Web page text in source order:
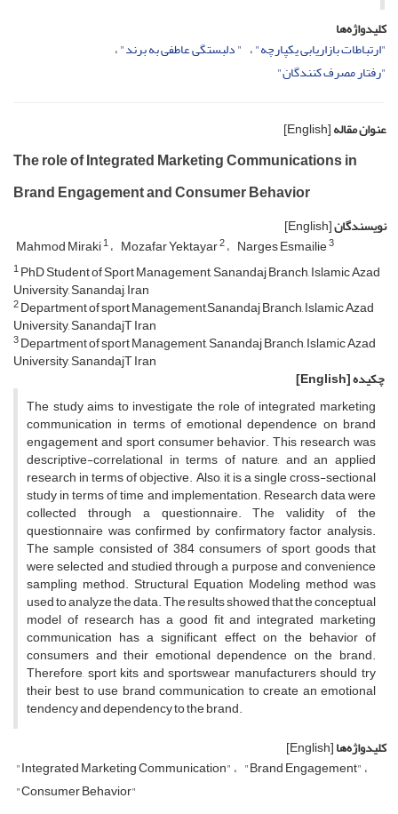
کلیدواژه‌ها
"ارتباطات بازاریابی یکپارچه"
" دلبستگی عاطفی به برند"
"رفتار مصرف کنندگان"
عنوان مقاله[English]
The role of Integrated Marketing Communications in
Brand Engagement and Consumer Behavior
نویسندگان[English]
Mahmod Miraki1 Mozafar Yektayar2 Narges Esmailie3
1PhD Student of Sport Management, Sanandaj Branch, Islamic Azad
University, Sanandaj, Iran
2Department of sport Management,Sanandaj Branch, Islamic Azad
University, SanandajT Iran
3Department of sport Management, Sanandaj Branch, Islamic Azad
University, SanandajT Iran
چکیده[English]
The study aims to investigate the role of integrated marketing
communication in terms of emotional dependence on brand
engagement and sport consumer behavior. This research was
descriptive-correlational in terms of nature, and an applied
research in terms of objective. Also, it is a single cross-sectional
study in terms of time and implementation. Research data were
collected through a questionnaire. The validity of the
questionnaire was confirmed by confirmatory factor analysis.
The sample consisted of 384 consumers of sport goods that
were selected and studied through a purpose and convenience
sampling method. Structural Equation Modeling method was
used to analyze the data. The results showed that the conceptual
model of research has a good fit and integrated marketing
communication has a significant effect on the behavior of
consumers and their emotional dependence on the brand.
Therefore, sport kits and sportswear manufacturers should try
their best to use brand communication to create an emotional
tendency and dependency to the brand.
کلیدواژه‌ها[English]
"Integrated Marketing Communication"
"Brand Engagement"
"Consumer Behavior"